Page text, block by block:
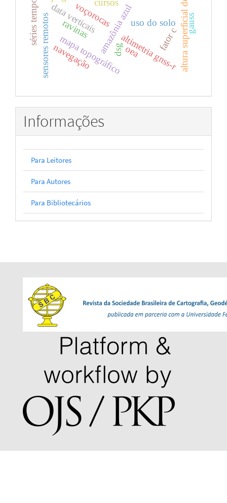
data verticaisamazônia azul
voçorocas
ravinas uso do solo altura superficial do mar
mapa topográfico
séries temporais
altimetria gnss-r
sensores remotosnavegação dsg fator c
gauss
oea
cursos
Informações
Para Leitores
Para Autores
Para Bibliotecários